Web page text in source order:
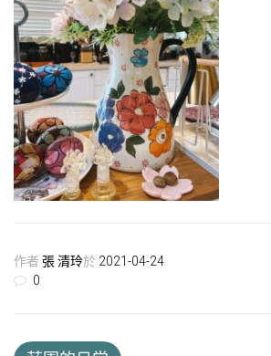
作者 張 清玲於 2021-04-24
0